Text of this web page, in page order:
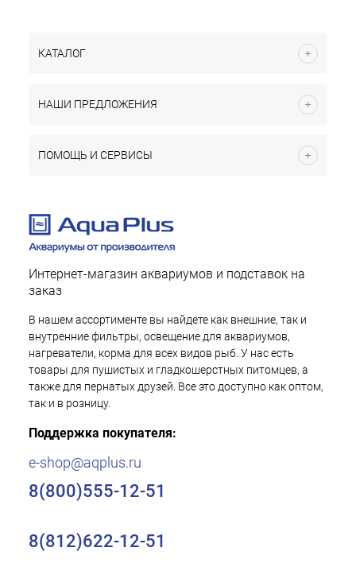
КАТАЛОГ
НАШИ ПРЕДЛОЖЕНИЯ
ПОМОЩЬ И СЕРВИСЫ
Интернет-магазин аквариумов и подставок на
заказ
В нашем ассортименте вы найдете как внешние, так и
внутренние фильтры, освещение для аквариумов,
нагреватели, корма для всех видов рыб. У нас есть
товары для пушистых и гладкошерстных питомцев, а
также для пернатых друзей. Все это доступно как оптом,
так и в розницу.
Поддержка покупателя:
e-shop@aqplus.ru
8(800)555-12-51
8(812)622-12-51